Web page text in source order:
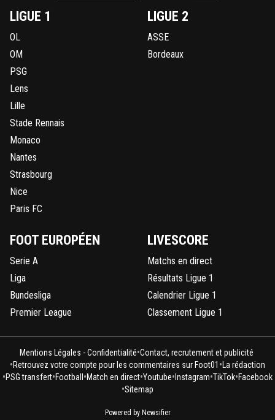
LIGUE 1
OL
OM
PSG
Lens
Lille
Stade Rennais
Monaco
Nantes
Strasbourg
Nice
Paris FC
LIGUE 2
ASSE
Bordeaux
FOOT EUROPÉEN
Serie A
Liga
Bundesliga
Premier League
LIVESCORE
Matchs en direct
Résultats Ligue 1
Calendrier Ligue 1
Classement Ligue 1
Mentions Légales - Confidentialité•Contact, recrutement et publicité
•Retrouvez votre compte pour les commentaires sur Foot01 • La rédaction
•PSG transfert•Football •Match en direct•Youtube• Instagram•TikTok•Facebook
•Sitemap
Powered by Newsifier